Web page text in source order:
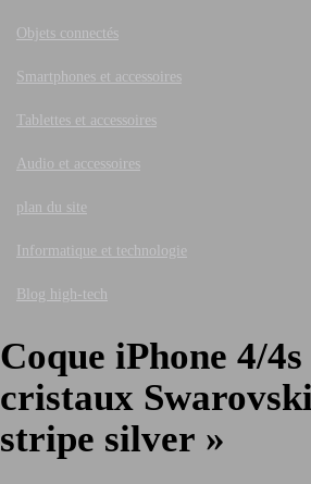
Objets connectés
Smartphones et accessoires
Tablettes et accessoires
Audio et accessoires
plan du site
Informatique et technologie
Blog high-tech
Coque iPhone 4/4s
cristaux
stripe silver »